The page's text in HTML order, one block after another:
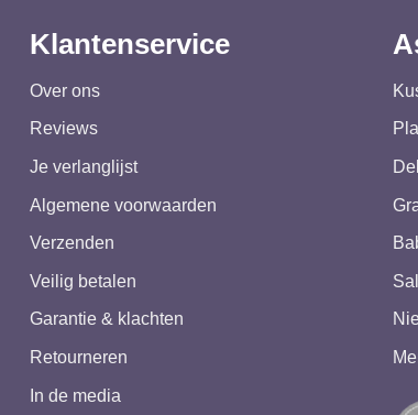
Klantenservice
Over ons
Reviews
Je verlanglijst
Algemene voorwaarden
Verzenden
Veilig betalen
Garantie & klachten
Retourneren
In de media